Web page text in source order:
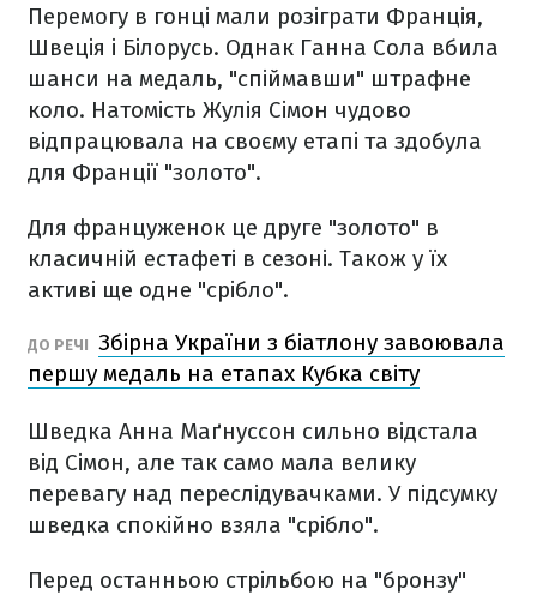
Перемогу в гонці мали розіграти Франція,
Швеція і Білорусь. Однак Ганна Сола вбила
шанси на медаль, "спіймавши" штрафне
коло. Натомість Жулія Сімон чудово
відпрацювала на своєму етапі та здобула
для Франції "золото".
Для француженок це друге "золото" в
класичній естафеті в сезоні. Також у їх
активі ще одне "срібло".
ДО РЕЧІ Збірна України з біатлону завоювала
першу медаль на етапах Кубка світу
Шведка Анна Маґнуссон сильно відстала
від Сімон, але так само мала велику
перевагу над переслідувачками. У підсумку
шведка спокійно взяла "срібло".
Перед останньою стрільбою на "бронзу"